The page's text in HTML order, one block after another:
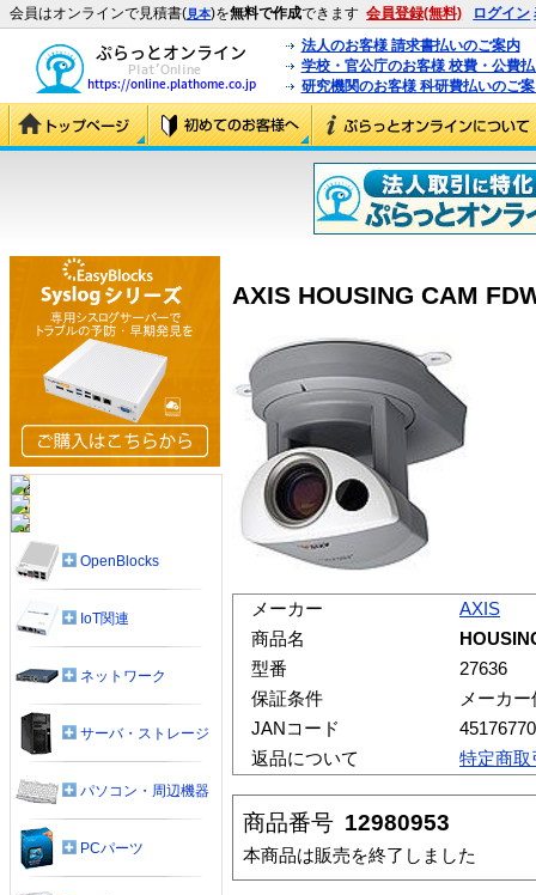
会員はオンラインで見積書(見本)を無料で作成できます 会員登録(無料) ログイン
法人のお客様 請求書払いのご案内
学校・官公庁のお客様 校費・公費
研究機関のお客様 科研費払いのご
AXIS HOUSING CAM
メーカー
AXIS
商品名
型番
27636
保証条件
メーカ
JANコード
返品について
特定商取
商品番号 12980953
本商品は販売を終了しました
OpenBlocks
IoT関連
ネットワーク
サーバ・ストレージ
パソコン・周辺機器
PCパーツ